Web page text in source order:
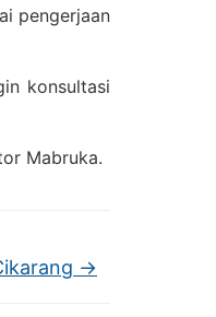
pengerjaan
konsultasi
Mabruka.
→